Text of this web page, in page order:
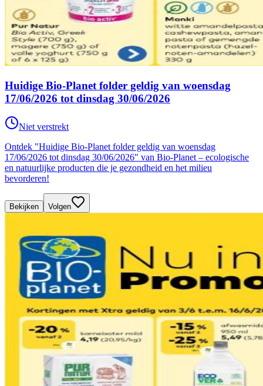
Huidige Bio-Planet folder geldig van woensdag
17/06/2026 tot dinsdag 30/06/2026
Niet verstrekt
Ontdek "Huidige Bio-Planet folder geldig van woensdag
17/06/2026 tot dinsdag 30/06/2026" van Bio-Planet – ecologische
en natuurlijke producten die je gezondheid en het milieu
bevorderen!
Bekijken Volgen